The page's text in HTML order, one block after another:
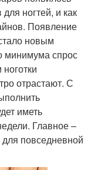
ногтей, и как
Появление
новым
минимума спрос
отрастают. С
иметь
Главное –
повседневной